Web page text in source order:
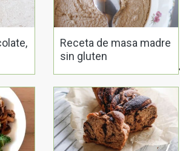
Receta de masa madre
sin gluten